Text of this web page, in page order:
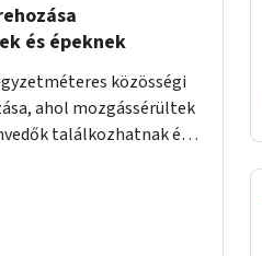
és épeknek
közösségi
ahol mozgássérültek
találkozhatnak és
korlátozott
hogy a téren